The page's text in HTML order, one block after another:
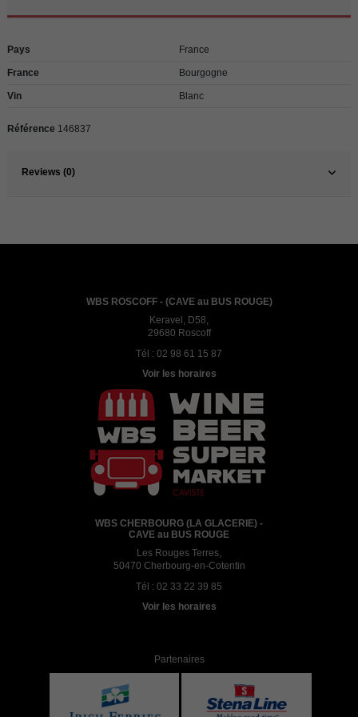
Pays France
France Bourgogne
Vin Blanc
Référence 146837
Reviews (0)
WBS ROSCOFF - (CAVE au BUS ROUGE)
Keravel, D58,
29680 Roscoff
Tél : 02 98 61 15 87
Voir les horaires
WBS CHERBOURG (LA GLACERIE) -
CAVE au BUS ROUGE
Les Rouges Terres,
50470 Cherbourg-en-Cotentin
Tél : 02 33 22 39 85
Voir les horaires
Partenaires